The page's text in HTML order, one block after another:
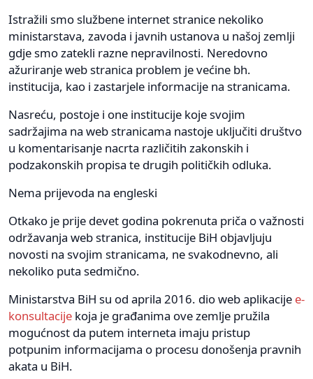
Istražili smo službene internet stranice nekoliko
ministarstava, zavoda i javnih ustanova u našoj zemlji
gdje smo zatekli razne nepravilnosti. Neredovno
ažuriranje web stranica problem je većine bh.
institucija, kao i zastarjele informacije na stranicama.
Nasreću, postoje i one institucije koje svojim
sadržajima na web stranicama nastoje uključiti društvo
u komentarisanje nacrta različitih zakonskih i
podzakonskih propisa te drugih političkih odluka.
Nema prijevoda na engleski
Otkako je prije devet godina pokrenuta priča o važnosti
održavanja web stranica, institucije BiH objavljuju
novosti na svojim stranicama, ne svakodnevno, ali
nekoliko puta sedmično.
Ministarstva BiH su od aprila 2016. dio web aplikacije e-
konsultacije koja je građanima ove zemlje pružila
mogućnost da putem interneta imaju pristup
potpunim informacijama o procesu donošenja pravnih
akata u BiH.